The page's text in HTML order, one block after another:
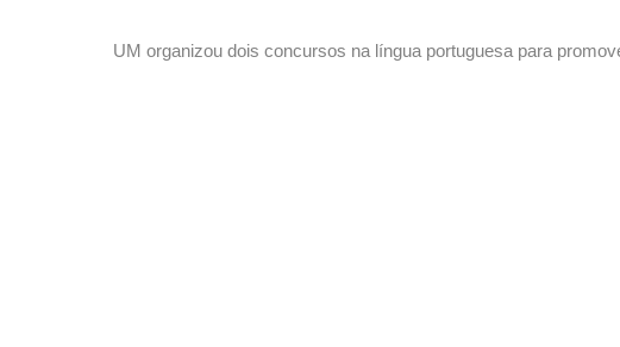
UM organizou dois concursos na língua portuguesa para